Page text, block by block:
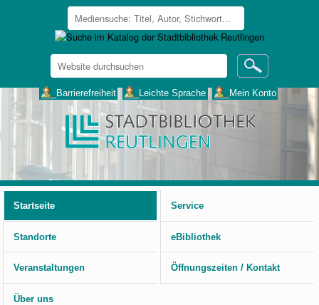
Website
durchsuchen
___Barrierefreiheit ___Leichte Sprache ___Mein Konto
Startseite
Service
Standorte eBibliothek
Veranstaltungen Öffnungszeiten / Kontakt
Über uns